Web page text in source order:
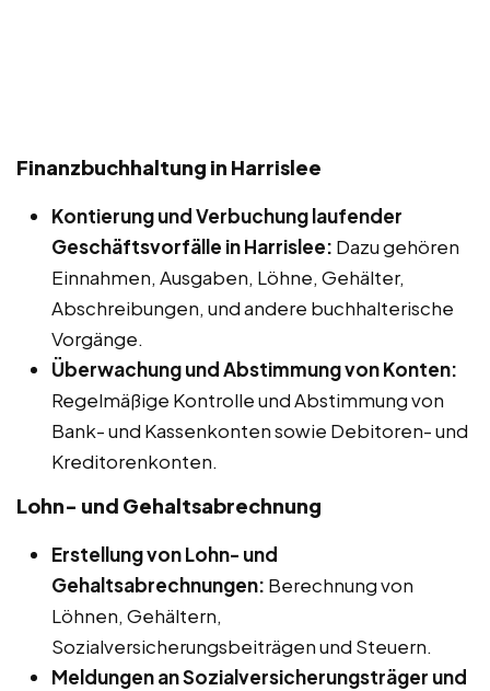
Finanzbuchhaltung in Harrislee
Kontierung und Verbuchung laufender
Geschäftsvorfälle in Harrislee: Dazu gehören
Einnahmen, Ausgaben, Löhne, Gehälter,
Abschreibungen, und andere buchhalterische
Vorgänge.
Überwachung und Abstimmung von Konten:
Regelmäßige Kontrolle und Abstimmung von
Bank- und Kassenkonten sowie Debitoren- und
Kreditorenkonten.
Lohn- und Gehaltsabrechnung
Erstellung von Lohn- und
Gehaltsabrechnungen: Berechnung von
Löhnen, Gehältern,
Sozialversicherungsbeiträgen und Steuern.
Meldungen an Sozialversicherungsträger und